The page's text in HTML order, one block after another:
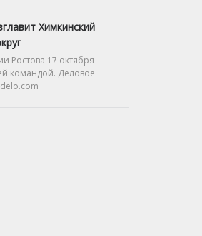
Химкинский
Ростова 17 октября
командой. Деловое